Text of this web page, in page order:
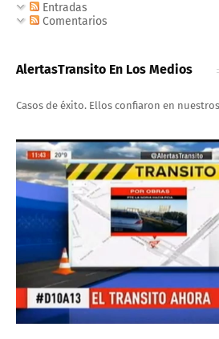
Entradas
Comentarios
AlertasTransito En Los Medios
Casos de éxito. Ellos confiaron en